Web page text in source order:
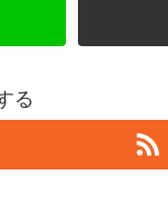
る